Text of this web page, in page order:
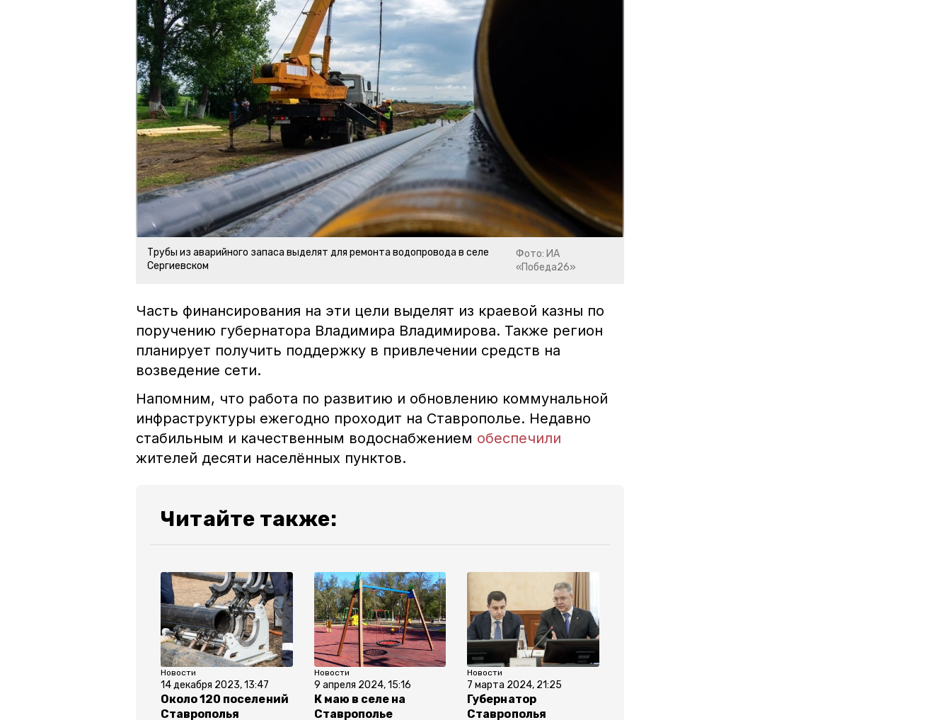
Трубы из аварийного запаса выделят для ремонта водопровода в селе
Сергиевском
Фото: ИА
«Победа26»
Часть финансирования на эти цели выделят из краевой казны по
поручению губернатора Владимира Владимирова. Также регион
планирует получить поддержку в привлечении средств на
возведение сети.
Напомним, что работа по развитию и обновлению коммунальной
инфраструктуры ежегодно проходит на Ставрополье. Недавно
стабильным и качественным водоснабжением обеспечили
жителей десяти населённых пунктов.
Читайте также:
Новости
14 декабря 2023, 13:47
Около 120 поселений
Ставрополья
Новости
9 апреля 2024, 15:16
К маю в селе на
Ставрополье
Новости
7 марта 2024, 21:25
Губернатор
Ставрополья